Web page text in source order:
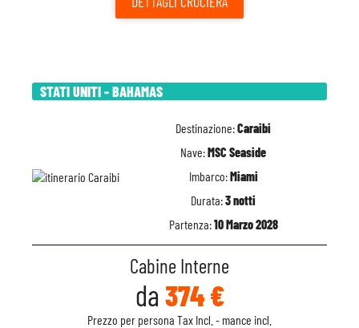
STATI UNITI - BAHAMAS
Destinazione:Caraibi
Nave:MSC Seaside
Imbarco:Miami
Durata:3 notti
Partenza:10 Marzo 2028
Cabine Interne
da 374 €
Prezzo per persona Tax Incl. - mance incl.